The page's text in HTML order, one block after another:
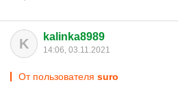
K kalinka8989
14:06, 03.11.2021
От пользователя surо